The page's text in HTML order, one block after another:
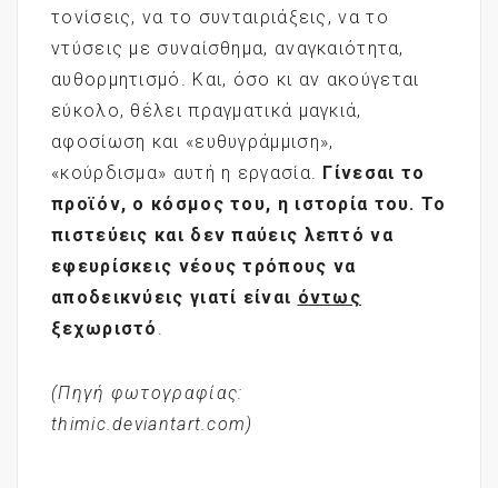
τονίσεις, να το συνταιριάξεις, να το
ντύσεις με συναίσθημα, αναγκαιότητα,
αυθορμητισμό. Και, όσο κι αν ακούγεται
εύκολο, θέλει πραγματικά μαγκιά,
αφοσίωση και «ευθυγράμμιση»,
«κούρδισμα» αυτή η εργασία. Γίνεσαι το
προϊόν, ο κόσμος του, η ιστορία του. Το
πιστεύεις και δεν παύεις λεπτό να
εφευρίσκεις νέους τρόπους να
αποδεικνύεις γιατί είναι όντως
ξεχωριστό
(Πηγή φωτογραφίας:
thimic .deviantart.com)